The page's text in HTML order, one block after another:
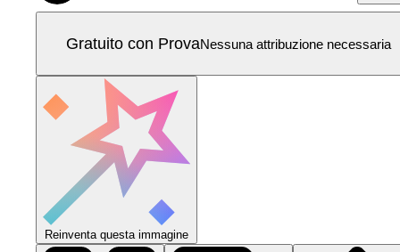
Gratuito con ProvaNessuna attribuzione necessaria
Reinventa questa immagine